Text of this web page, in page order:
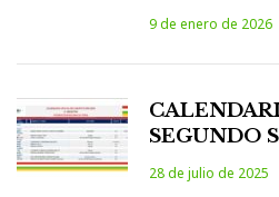
9 de enero de 2026
SEGUNDO
28 de julio de 2025